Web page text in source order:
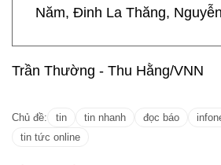
Năm, Đinh La Thăng,
Trần Thường - Thu Hằng/VNN
Chủ đề: tin tin nhanh đọc báo
tin tức online